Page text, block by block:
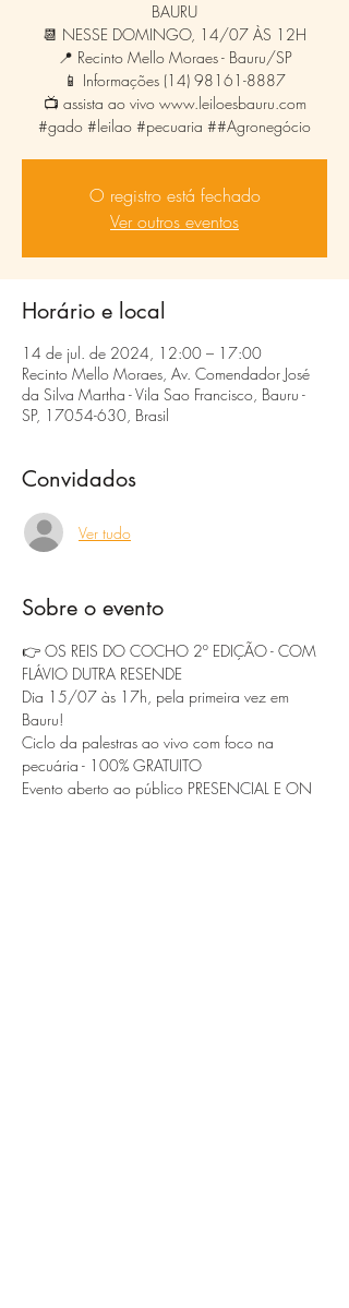
BAURU
📆 NESSE DOMINGO, 14/07 ÀS 12H
📍 Recinto Mello Moraes - Bauru/SP
📱 Informações (14) 98161-8887
📺 assista ao vivo www.leiloesbauru.com
#gado #leilao #pecuaria ##Agronegócio
O registro está fechado
Ver outros eventos
Horário e local
14 de jul. de 2024, 12:00 – 17:00
Recinto Mello Moraes, Av. Comendador José
da Silva Martha - Vila Sao Francisco, Bauru -
SP, 17054-630, Brasil
Convidados
Ver tudo
Sobre o evento
👉 OS REIS DO COCHO 2º EDIÇÃO - COM
FLÁVIO DUTRA RESENDE
Dia 15/07 às 17h, pela primeira vez em
Bauru!
Ciclo da palestras ao vivo com foco na
pecuária - 100% GRATUITO
Evento aberto ao público PRESENCIAL E ON